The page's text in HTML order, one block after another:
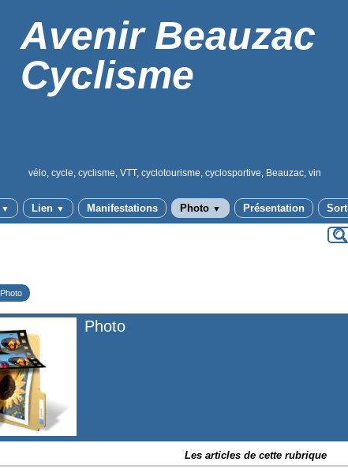
Avenir Beauzac
Cyclisme
vélo, cycle, cyclisme, VTT, cyclotourisme, cyclosportive, Beauzac, vin
▼ Lien ▼ Manifestations Photo ▼ Présentation
Photo
Photo
Les articles de cette rubrique